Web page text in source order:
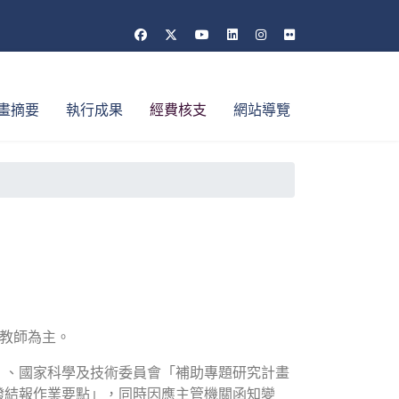
摘要 執行成果 經費核支 網站導覽
師為主。
國家科學及技術委員會「補助專題研究計畫
報作業要點」，同時因應主管機關函知變